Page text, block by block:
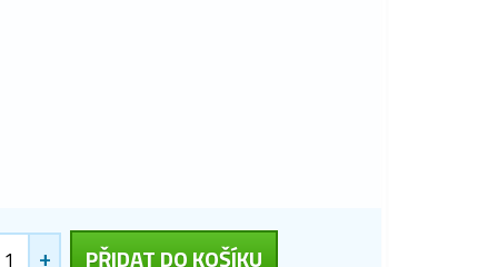
+ PŘIDAT DO KOŠÍKU